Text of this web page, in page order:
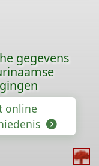
gegevens
online